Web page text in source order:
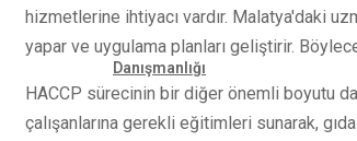
Danışmanlığı
hizmetlerine ihtiyacı vardır. Malatya'daki
yapar ve uygulama planları geliştirir.
HACCP sürecinin bir diğer önemli boyutu
çalışanlarına gerekli eğitimleri sunarak,